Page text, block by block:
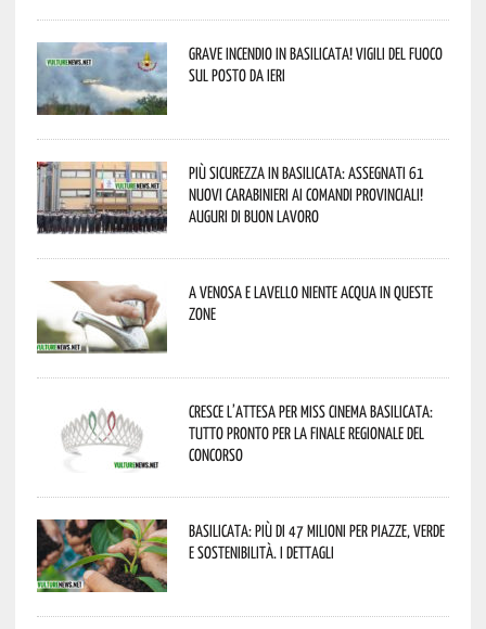
Grave incendio in Basilicata! Vigili del fuoco
sul posto da ieri
Più sicurezza in Basilicata: assegnati 61
nuovi Carabinieri ai Comandi provinciali!
Auguri di buon lavoro
A Venosa e Lavello niente acqua in queste
zone
Cresce l’attesa per Miss Cinema Basilicata:
tutto pronto per la finale regionale del
concorso
Basilicata: più di 47 milioni per piazze, verde
e sostenibilità. I dettagli